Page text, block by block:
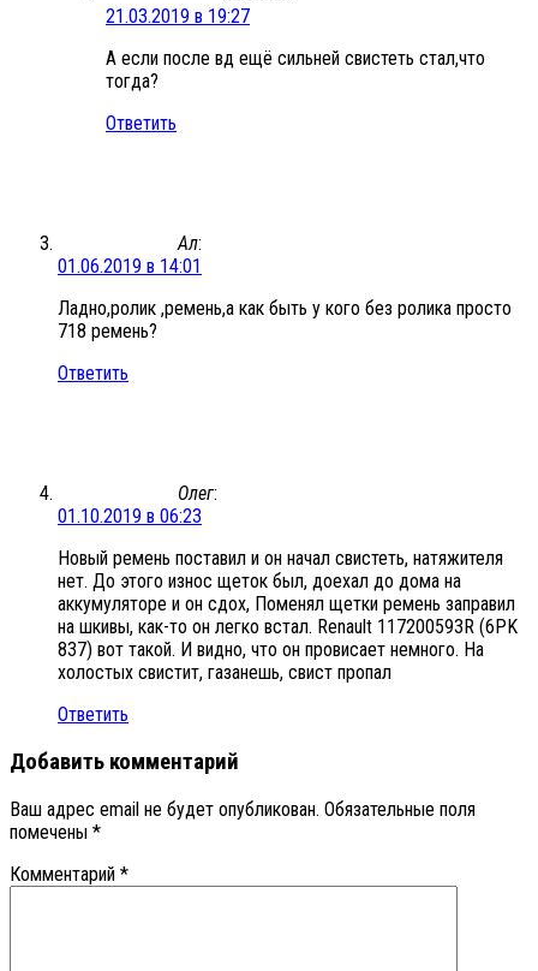
21.03.2019 в 19:27
А если после вд ещё сильней свистеть стал,что
тогда?
Ответить
Ал:
01.06.2019 в 14:01
Ладно,ролик ,ремень,а как быть у кого без ролика просто
718 ремень?
Ответить
Олег:
01.10.2019 в 06:23
Новый ремень поставил и он начал свистеть, натяжителя
нет. До этого износ щеток был, доехал до дома на
аккумуляторе и он сдох, Поменял щетки ремень заправил
на шкивы, как-то он легко встал. Renault 117200593R (6PK
837) вот такой. И видно, что он провисает немного. На
холостых свистит, газанешь, свист пропал
Ответить
Добавить комментарий
Ваш адрес email не будет опубликован. Обязательные поля
помечены *
Комментарий *